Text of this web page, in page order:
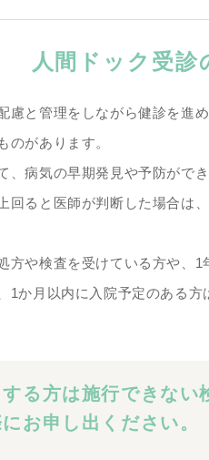
人間ドック受診
慮と管理をしながら健診を進
のがあります。
、病気の早期発見や予防がで
回ると医師が判断した場合は
方や検査を受けている方や、1
1か月以内に入院予定のある
る方は施行できない
お申し出ください。